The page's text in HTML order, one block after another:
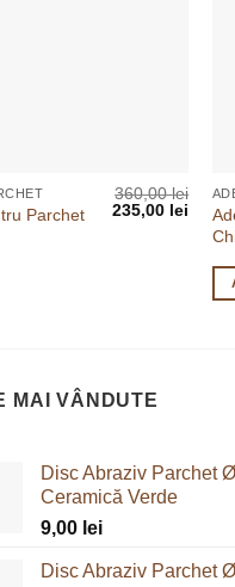
Parchet
360,00lei
Prețul
235,00 lei Prețul
curent
este:
MAI VÂNDUTE
Disc Abraziv Parchet
Ceramică Verde
9,00 lei
Disc Abraziv Parchet